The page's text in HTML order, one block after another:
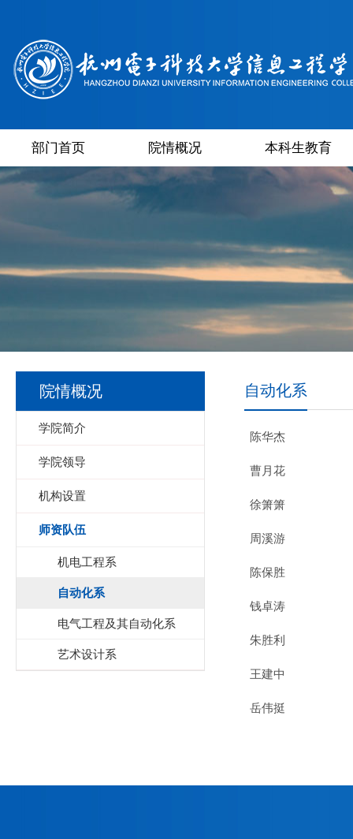
部门首页 院情概况 本科生教育
院情概况
学院简介
学院领导
机构设置
师资队伍
机电工程系
自动化系
电气工程及其自动化系
艺术设计系
自动化系
陈华杰
曹月花
徐箫箫
周溪游
陈保胜
钱卓涛
朱胜利
王建中
岳伟挺